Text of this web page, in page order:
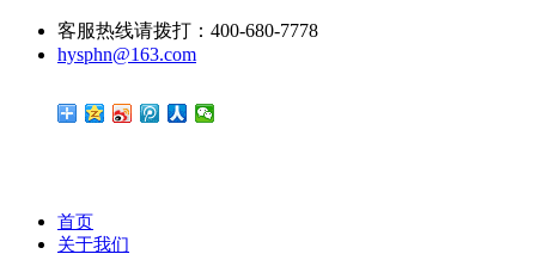
客服热线请拨打：400-680-7778
hysphn@163.com
首页
关于我们